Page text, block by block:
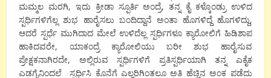
ಮಮ್ಮಲ ಮರಗಿ, ಇದು ಕ್ರೀಡಾ ಸ್ಪೂರ್ತಿ ಅಂದ್ರೆ, ತನ್ನ ಕೈ ಕಳ್ಕೊಂಡ್ರು ಉಳಿದ
ಸ್ಪರ್ಧಿಗಳಿಗೆಲ್ಲ ಶುಭ ಹಾರೈಸಲು ಬಂದಿದ್ದಾನೆ ಅಂತಾ ಹೊಗಳಿದ್ದೆ ಹೊಗಳಿದ್ದು,
ಆದರೆ ಸ್ಪರ್ಧೆ ಮುಗಿದಾದ ಮೇಲೆ ಉಳಿದೆಲ್ಲ ಸ್ಪರ್ಧಿಗಳೂ ಕ್ಯಾರೋಲಿಗೆ ಹಿಡಿಶಾಪ
ಹಾಕಿದವರೇ, ಯಾಕಂದ್ರೆ ಕ್ಯಾರೋಲಿಯು ಬರೀ ಶುಭ ಹಾರೈಸುವ
ಪ್ರೇಕ್ಷಕನಾಗಿರದೇ, ಅಲ್ಲಿರುವ ಸ್ಪರ್ಧಿಗಳಿಗೆ ಪ್ರತಿಸ್ಪರ್ಧಿಯಾಗಿ ತನ್ನ ಎಕೈಕ
ಎಡಗೈನಿಂದಲೆ ಸ್ಪರ್ಧಿಸಿ ಕೊನೆಗೆ ಎಲ್ಲರಿಗಿಂತಲೂ ಅತಿ ಹೆಚ್ಚಿನ ಅಂಕ ಪಡೆದು